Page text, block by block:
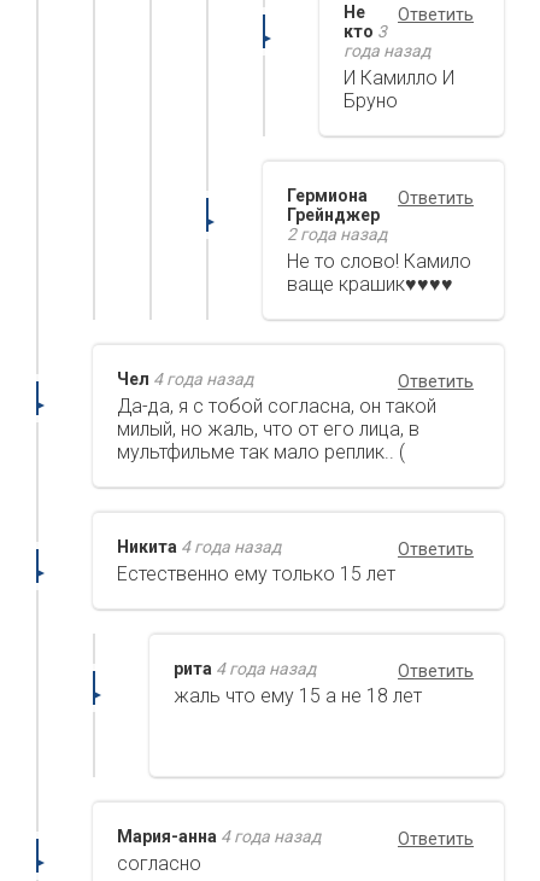
Ответить
Не
кто 3
года назад
И Камилло И
Бруно
Ответить
Гермиона
Грейнджер
2 года назад
Не то слово! Камило
ваще крашик♥♥♥♥
Ответить
Чел 4 года назад
Да-да, я с тобой согласна, он такой
милый, но жаль, что от его лица, в
мультфильме так мало реплик.. (
Ответить
Никита 4 года назад
Естественно ему только 15 лет
Ответить
рита 4 года назад
жаль что ему 15 а не 18 лет
Ответить
Мария-анна 4 года назад
согласно